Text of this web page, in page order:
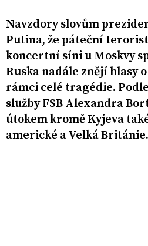
Navzdory slovům
Putina, že páteční
koncertní síni u Moskvy
Ruska nadále znějí hlasy
rámci celé tragédie.
služby FSB Alexandra
útokem kromě Kyjeva
americké a Velká Británie.